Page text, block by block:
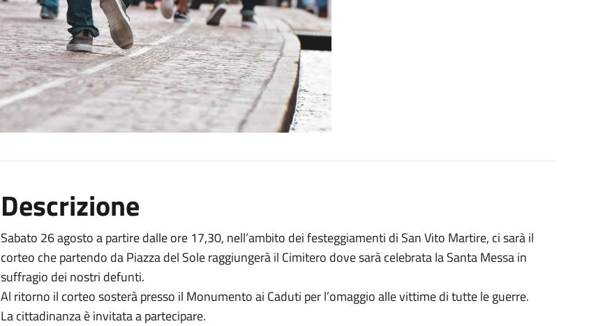
Descrizione
Sabato 26 agosto a partire dalle ore 17,30, nell’ambito dei festeggiamenti di San Vito Martire, ci sarà il
corteo che partendo da Piazza del Sole raggiungerà il Cimitero dove sarà celebrata la Santa Messa in
suffragio dei nostri defunti.
Al ritorno il corteo sosterà presso il Monumento ai Caduti per l’omaggio alle vittime di tutte le guerre.
La cittadinanza è invitata a partecipare.